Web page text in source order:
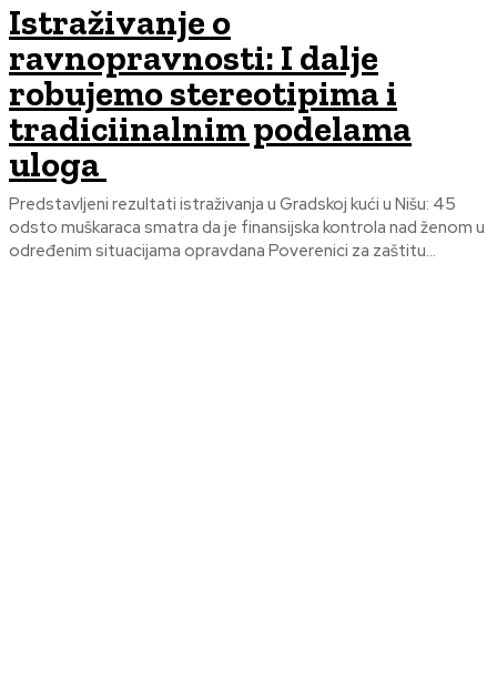
Istraživanje o
ravnopravnosti: I dalje
robujemo stereotipima i
tradiciinalnim podelama
uloga
Predstavljeni rezultati istraživanja u Gradskoj kući u Nišu: 45
odsto muškaraca smatra da je finansijska kontrola nad ženom u
određenim situacijama opravdana Poverenici za zaštitu...